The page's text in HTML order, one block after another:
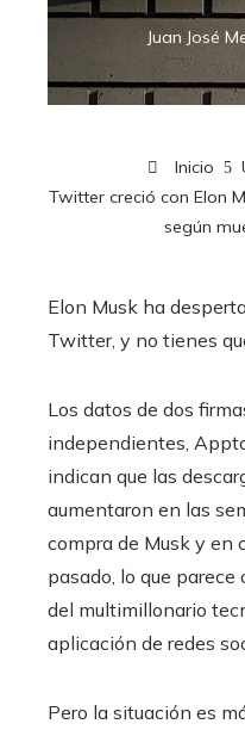
Juan José
Inicio
Twitter creció con Elon
según
Elon Musk ha
Twitter, y no tienes
Los datos de dos
independientes,
indican que las
aumentaron en las
compra de Musk y en
pasado, lo que parece
del multimillonario
aplicación de redes
Pero la situación es